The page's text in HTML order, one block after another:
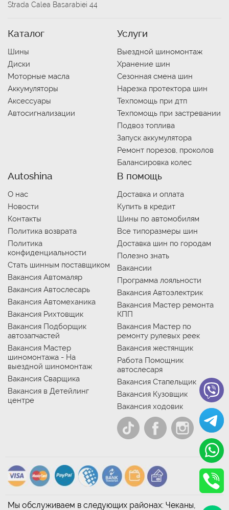
Strada Calea Basarabiei 44
Каталог
Шины
Диски
Моторные масла
Аккумуляторы
Аксессуары
Автосигнализации
Услуги
Выездной шиномонтаж
Хранение шин
Сезонная смена шин
Нарезка протектора шин
Техпомощь при дтп
Техпомощь при застревании
Подвоз топлива
Запуск аккумулятора
Ремонт порезов, проколов
Балансировка колес
Autoshina
О нас
Новости
Контакты
Политика возврата
Политика
конфиденциальности
Стать шинным поставщиком
Вакансия Автомаляр
Вакансия Автослесарь
Вакансия Автомеханика
Вакансия Рихтовщик
Вакансия Подборщик
автозапчастей
Вакансия Мастер
шиномонтажа - На
выездной шиномонтаж
Вакансия Сварщика
Вакансия в Детейлинг
центре
В помощь
Доставка и оплата
Купить в кредит
Шины по автомобилям
Все типоразмеры шин
Доставка шин по городам
Полезно знать
Вакансии
Программа лояльности
Вакансия Автоэлектрик
Вакансия Мастер ремонта
КПП
Вакансия Мастер по
ремонту рулевых реек
Вакансия жестянщик
Работа Помощник
автослесаря
Вакансия Стапельщик
Вакансия Кузовщик
Вакансия ходовик
Мы обслуживаем в следующих районах: Чеканы,